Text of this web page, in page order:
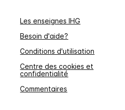
Les enseignes IHG
Besoin d'aide?
Conditions d'utilisation
Centre des cookies et
confidentialité
Commentaires